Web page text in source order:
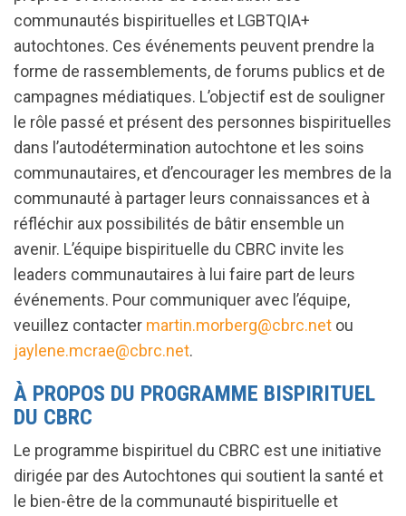
communautés bispirituelles et LGBTQIA+
autochtones. Ces événements peuvent prendre la
forme de rassemblements, de forums publics et de
campagnes médiatiques. L’objectif est de souligner
le rôle passé et présent des personnes bispirituelles
dans l’autodétermination autochtone et les soins
communautaires, et d’encourager les membres de la
communauté à partager leurs connaissances et à
réfléchir aux possibilités de bâtir ensemble un
avenir. L’équipe bispirituelle du CBRC invite les
leaders communautaires à lui faire part de leurs
événements. Pour communiquer avec l’équipe,
veuillez contacter martin.morberg@cbrc.net ou
jaylene.mcrae@cbrc.net.
À PROPOS DU PROGRAMME BISPIRITUEL
DU CBRC
Le programme bispirituel du CBRC est une initiative
dirigée par des Autochtones qui soutient la santé et
le bien-être de la communauté bispirituelle et